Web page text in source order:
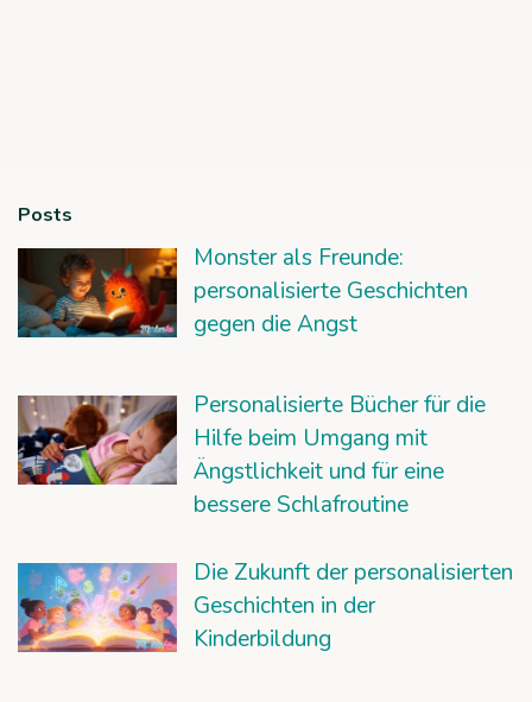
Posts
Monster als Freunde:
personalisierte Geschichten
gegen die Angst
Personalisierte Bücher für die
Hilfe beim Umgang mit
Ängstlichkeit und für eine
bessere Schlafroutine
Die Zukunft der personalisierten
Geschichten in der
Kinderbildung